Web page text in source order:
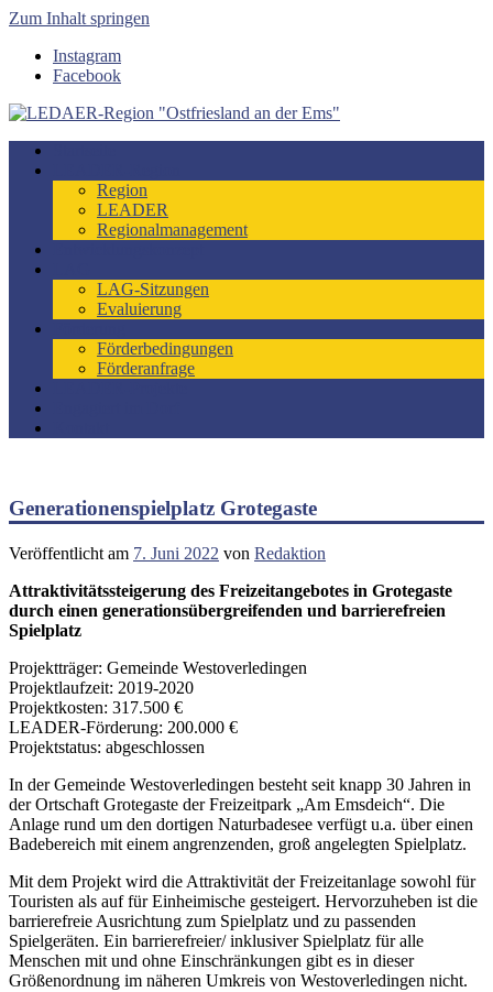
Zum Inhalt springen
Instagram
Facebook
LEDAER-Region "Ostfriesland an der Ems"
Förderzeitraum 2023-2027
Region
LEADER
Regionalmanagement
LAG-Sitzungen
Evaluierung
Förderbedingungen
Förderanfrage
Generationenspielplatz Grotegaste
Veröffentlicht am 7. Juni 2022 von Redaktion
Attraktivitätssteigerung des Freizeitangebotes in Grotegaste
durch einen generationsübergreifenden und barrierefreien
Spielplatz
Projektträger: Gemeinde Westoverledingen
Projektlaufzeit: 2019-2020
Projektkosten: 317.500 €
LEADER-Förderung: 200.000 €
Projektstatus: abgeschlossen
In der Gemeinde Westoverledingen besteht seit knapp 30 Jahren in
der Ortschaft Grotegaste der Freizeitpark „Am Emsdeich“. Die
Anlage rund um den dortigen Naturbadesee verfügt u.a. über einen
Badebereich mit einem angrenzenden, groß angelegten Spielplatz.
Mit dem Projekt wird die Attraktivität der Freizeitanlage sowohl für
Touristen als auf für Einheimische gesteigert. Hervorzuheben ist die
barrierefreie Ausrichtung zum Spielplatz und zu passenden
Spielgeräten. Ein barrierefreier/ inklusiver Spielplatz für alle
Menschen mit und ohne Einschränkungen gibt es in dieser
Größenordnung im näheren Umkreis von Westoverledingen nicht.